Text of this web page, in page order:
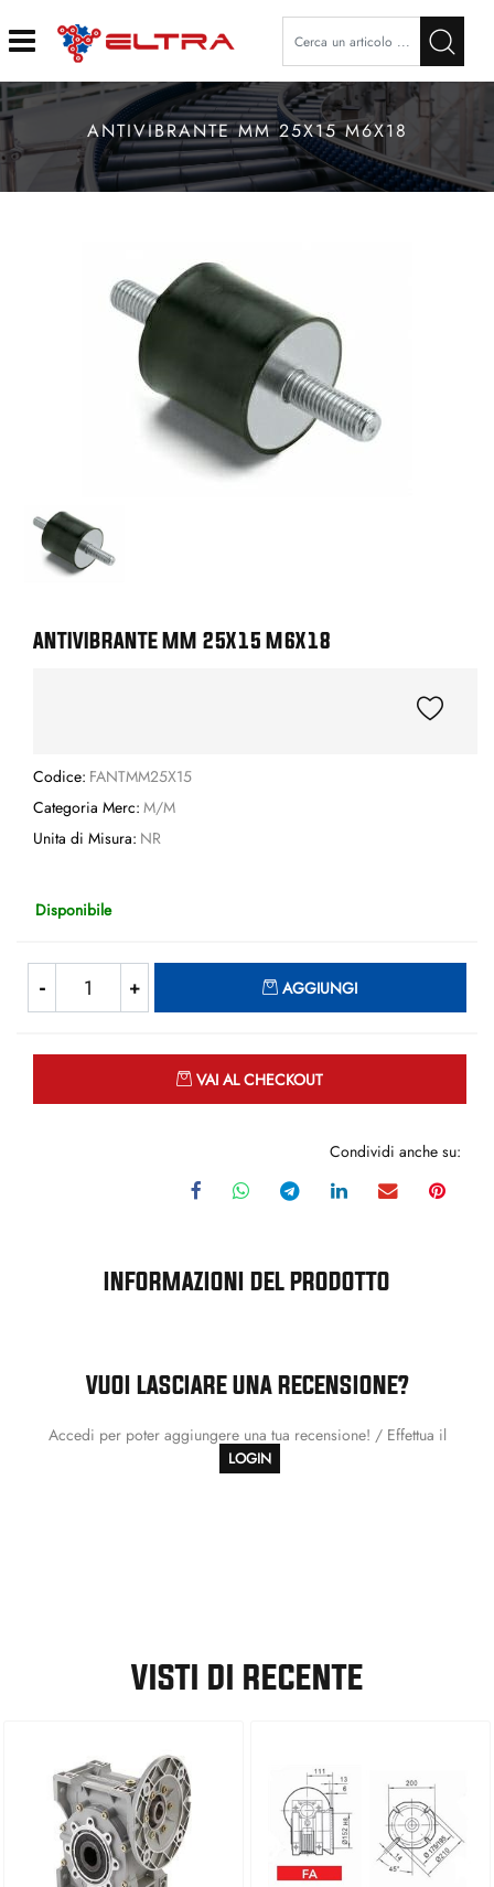
Open
ANTIVIBRANTE MM 25X15 M6X18
ANTIVIBRANTE MM 25X15 M6X18
Codice: FANTMM25X15
Categoria Merc: M/M
Unita di Misura: NR
Disponibile
AGGIUNGI
VAI AL CHECKOUT
Condividi anche su:
INFORMAZIONI DEL PRODOTTO
VUOI LASCIARE UNA RECENSIONE?
Accedi per poter aggiungere una tua recensione! / Effettua il
LOGIN
VISTI DI RECENTE